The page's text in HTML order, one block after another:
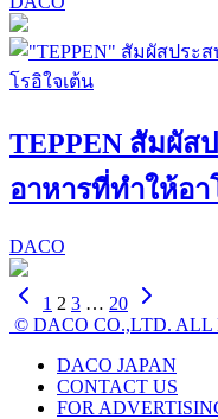
TEPPEN สัมผัส
อาหารที่ทำให้อา
DACO
1 2 3 … 20
© DACO CO.,LTD. ALL
DACO JAPAN
CONTACT US
FOR